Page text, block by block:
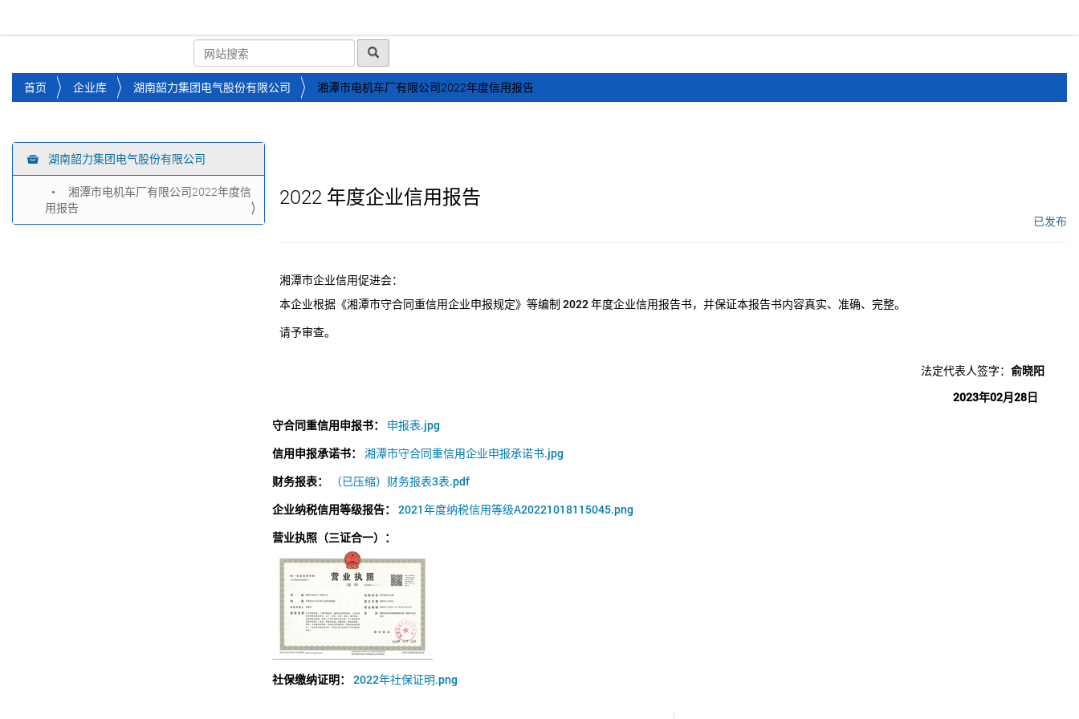
您
位
首页 企业库 湖南韶力集团电气股份有限公司 湘潭市电机车厂有限公司2022年度信用报告
导
航
湖南韶力集团电气股份有限公司
湘潭市电机车厂有限公司2022年度信
用报告
2022 年度企业信用报告
已发布
湘潭市企业信用促进会：
本企业根据《湘潭市守合同重信用企业申报规定》等编制 2022年度企业信用报告书，并保证本报告书内容真实、准确、完整。
请予审查。
法定代表人签字： 俞晓阳
2023年02月28日
守合同重信用申报书：
申报表.jpg
信用申报承诺书：
湘潭市守合同重信用企业申报承诺书.jpg
财务报表：
（已压缩）财务报表3表.pdf
企业纳税信用等级报告：
2021年度纳税信用等级A20221018115045.png
营业执照（三证合一）：
社保缴纳证明： 2022年社保证明.png